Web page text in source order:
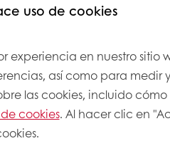
buscan
el primer criterio de
con vitaminas y
saludables y mejores
uso de cookies
experiencia en nuestro sitio
así como para medir
las cookies, incluido cómo
cookies. Al hacer clic en